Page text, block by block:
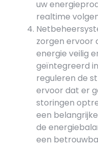
uw
realtime
zorgen ervoor
energie veilig
geïntegreerd
reguleren de
ervoor dat er
storingen
een
de
een